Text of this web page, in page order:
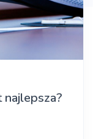
najlepsza?